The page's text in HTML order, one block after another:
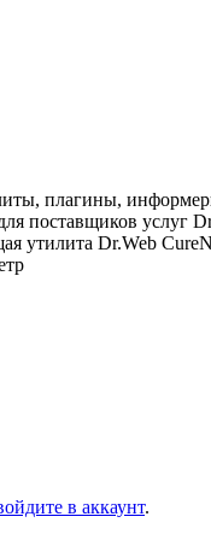
плагины,
поставщиков услуг
утилита Dr.Web
в аккаунт.